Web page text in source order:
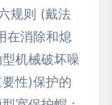
规则 (戴法
在消除和熄
机械破坏噪
性)保护的